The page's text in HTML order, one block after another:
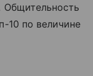
Общительность
10 по величине